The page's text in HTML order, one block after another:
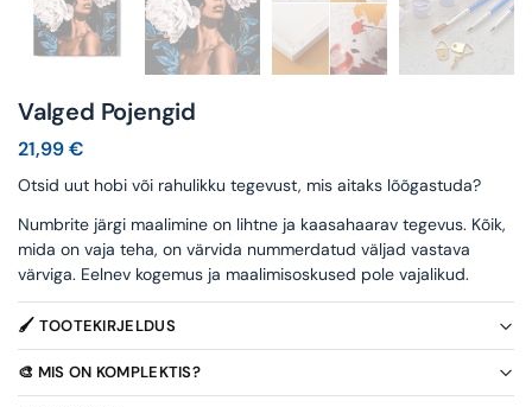
Valged Pojengid
21,99€
Otsid uut hobi või rahulikku tegevust, mis aitaks lõõgastuda?
Numbrite järgi maalimine on lihtne ja kaasahaarav tegevus. Kõik,
mida on vaja teha, on värvida nummerdatud väljad vastava
värviga. Eelnev kogemus ja maalimisoskused pole vajalikud.
🖌️ TOOTEKIRJELDUS
🎨 MIS ON KOMPLEKTIS?